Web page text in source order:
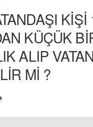
KİŞİ
KÜÇÜK
ALIP
Mİ ?